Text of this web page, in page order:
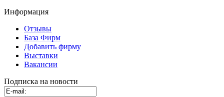
Информация
Отзывы
База Фирм
Добавить фирму
Выставки
Вакансии
Подписка на новости